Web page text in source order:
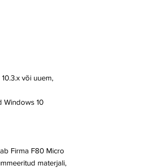
või uuem,
Windows 10
Firma F80 Micro
materjali,